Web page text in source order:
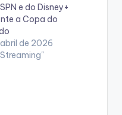
e do Disney+
a Copa do
abril de 2026